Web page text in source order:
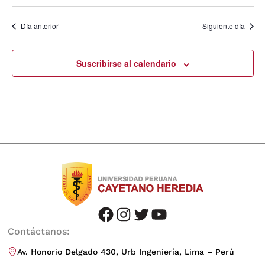
Día anterior Siguiente día
Suscribirse al calendario
facebook instagram twitter youtube
Contáctanos:
Av. Honorio Delgado 430, Urb Ingeniería, Lima – Perú